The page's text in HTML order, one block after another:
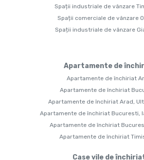
Spații industriale de vânzare
Spații comerciale de vânzare
Spații industriale de vânzare
Apartamente de
Apartamente de închiriat
Apartamente de închiriat
Apartamente de închiriat Arad,
Apartamente de închiriat Bucuresti,
Apartamente de închiriat
Apartamente de închiriat
Case vile de